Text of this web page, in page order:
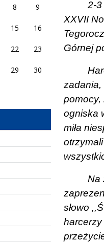
8 9
15 16
22 23
29 30
2-3
XXVII
Górnej
zadania,
pomocy,
ogniska
miła
Na
słowo
harcerzy